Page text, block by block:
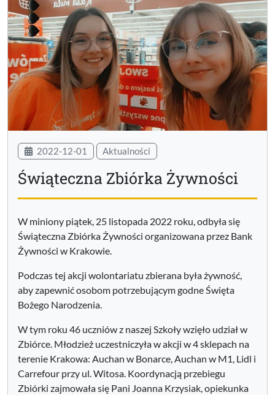
2022-12-01 Aktualności
Świąteczna Zbiórka Żywności
W miniony piątek, 25 listopada 2022 roku, odbyła się
Świąteczna Zbiórka Żywności organizowana przez Bank
Żywności w Krakowie.
Podczas tej akcji wolontariatu zbierana była żywność,
aby zapewnić osobom potrzebującym godne Święta
Bożego Narodzenia.
W tym roku 46 uczniów z naszej Szkoły wzięło udział w
Zbiórce. Młodzież uczestniczyła w akcji w 4 sklepach na
terenie Krakowa: Auchan w Bonarce, Auchan w M1, Lidl i
Carrefour przy ul. Witosa. Koordynacją przebiegu
Zbiórki zajmowała się Pani Joanna Krzysiak, opiekunka